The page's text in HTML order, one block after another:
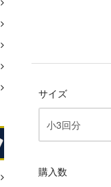
サイズ
購入数